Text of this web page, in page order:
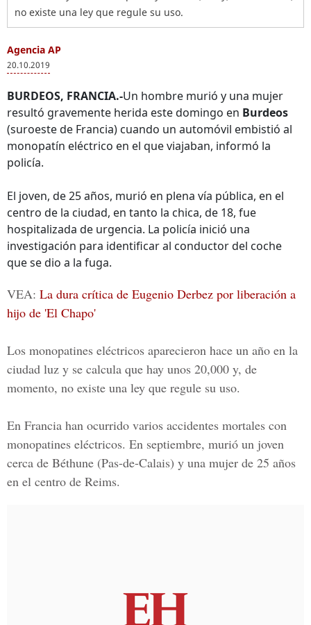
no existe una ley que regule su uso.
Agencia AP
20.10.2019
BURDEOS, FRANCIA.-Un hombre murió y una mujer
resultó gravemente herida este domingo en Burdeos
(suroeste de Francia) cuando un automóvil embistió al
monopatín eléctrico en el que viajaban, informó la
policía.
El joven, de 25 años, murió en plena vía pública, en el
centro de la ciudad, en tanto la chica, de 18, fue
hospitalizada de urgencia. La policía inició una
investigación para identificar al conductor del coche
que se dio a la fuga.
VEA: La dura crítica de Eugenio Derbez por liberación a
hijo de 'El Chapo'
Los monopatines eléctricos aparecieron hace un año en la
ciudad luz y se calcula que hay unos 20,000 y, de
momento, no existe una ley que regule su uso.
En Francia han ocurrido varios accidentes mortales con
monopatines eléctricos. En septiembre, murió un joven
cerca de Béthune (Pas-de-Calais) y una mujer de 25 años
en el centro de Reims.